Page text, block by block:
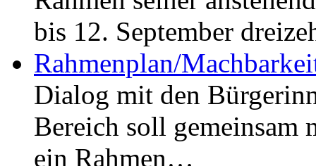
bis 12. September
Rahmenplan/
Dialog mit den
Bereich soll gemeinsam
ein Rahmen…